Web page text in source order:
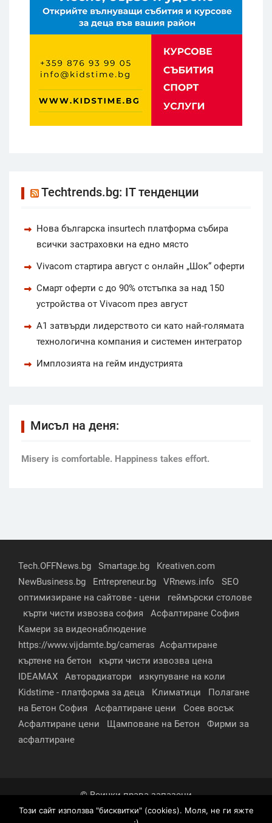
Techtrends.bg: IT тенденции
Нова българска insurtech платформа събира
всички застраховки на едно място
Vivacom стартира август с онлайн „Шок“ оферти
Смарт оферти с до 90% отстъпка за над 150
устройства от Vivacom през август
А1 затвърди лидерството си като най-голямата
технологична компания и системен интегратор
Имплозията на гейм индустрията
Мисъл на деня:
Мisery is comfortable. Happiness takes effort.
Tech.OFFNews.bg Smartage.bg
Kreativen.com
NewBusiness.bg
Entrepreneur.bg VRnews.info
SEO
оптимизиране на сайтове - цени
геймърски столове
кърти чисти извозва софия
Асфалтиране София
Камери за видеонаблюдение
https://www.vijdamte.bg/cameras Асфалтиране
къртене на бетон
кърти чисти извозва цена
IDEAMAX
Авторадиатори
изкупуване на коли
Kidstime - платформа за деца
Климатици
Полагане
на Бетон София
Асфалтиране цени
Соев восък
Асфалтиране цени
Щамповане на Бетон
Фирми за
асфалтиране
© Всички права запазени
За нас
Контакти Реклама Партньори
Този сайт използва "бисквитки" (cookies). Моля, не ги яжте